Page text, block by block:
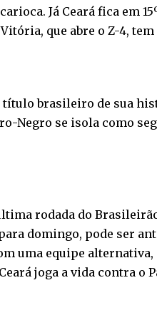
Já Ceará fica em
que abre o Z-4, tem
brasileiro de sua
Negro se isola como
rodada do
domingo, pode ser
uma equipe
joga a vida contra o